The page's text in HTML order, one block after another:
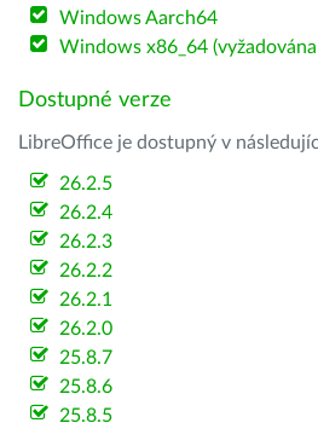
Windows Aarch64
Windows x86_64
Dostupné verze
LibreOffice je dostupný v
26.2.5
26.2.4
26.2.3
26.2.2
26.2.1
26.2.0
25.8.7
25.8.6
25.8.5